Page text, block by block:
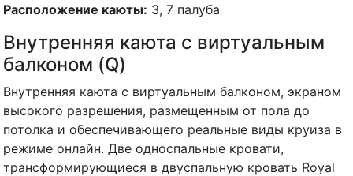
Расположение каюты: 3, 7 палуба
Внутренняя каюта с виртуальным
балконом (Q)
Внутренняя каюта с виртуальным балконом, экраном
высокого разрешения, размещенным от пола до
потолка и обеспечивающего реальные виды круиза в
режиме онлайн. Две односпальные кровати,
трансформирующиеся в двуспальную кровать Royal